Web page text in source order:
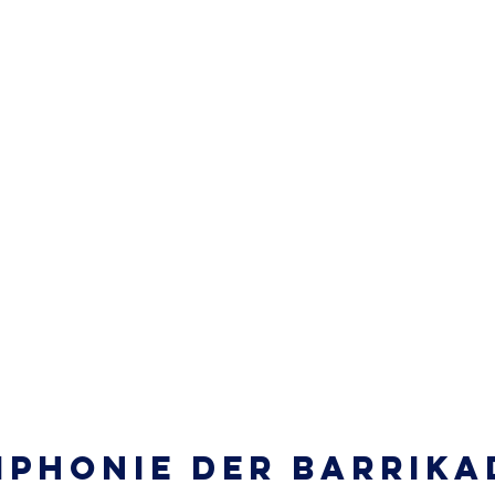
der